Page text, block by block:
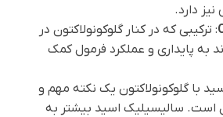
دارد.
: ترکیبی که در کنار گلوکونولاکتون در
به پایداری و عملکرد فرمول کمک
با گلوکونولاکتون یک نکته مهم و
است. سالیسیلیک اسید بیشتر به